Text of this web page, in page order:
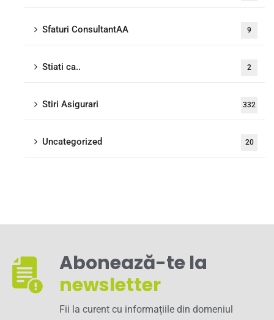
Sfaturi ConsultantAA 9
Stiati ca.. 2
Stiri Asigurari 332
Uncategorized 20
Abonează-te la
newsletter
Fii la curent cu informațiile din domeniul